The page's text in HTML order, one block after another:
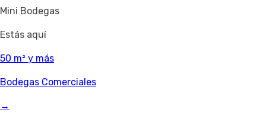
Mini Bodegas
Estás aquí
50 m² y más
Bodegas Comerciales
→